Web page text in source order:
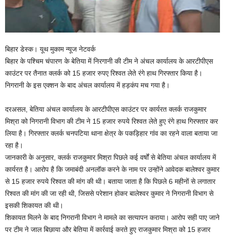
बिहार डेस्क। यूथ मुकाम न्यूज नेटवर्क
बिहार के पश्चिम चंपारण के बेतिया में निरगानी की टीम ने अंचल कार्यालय के आरटीपीएस
काउंटर पर तैनात क्लर्क को 15 हजार रुपए रिश्वत लेते रंगे हाथ गिरफ्तार किया है।
निगरानी के इस एक्शन के बाद अंचल कार्यालय में हड़कंप मच गया है।
दरअसल, बेतिया अंचल कार्यालय के आरटीपीएस काउंटर पर कार्यरत क्लर्क राजकुमार
मिश्रा को निगरानी विभाग की टीम ने 15 हजार रुपये रिश्वत लेते हुए रंगे हाथ गिरफ्तार कर
लिया है। गिरफ्तार क्लर्क चनपटिया थाना क्षेत्र के पकड़िहार गांव का रहने वाला बताया जा
रहा है।
जानकारी के अनुसार, क्लर्क राजकुमार मिश्रा पिछले कई वर्षों से बेतिया अंचल कार्यालय में
कार्यरत है। आरोप है कि जमाबंदी अनलॉक करने के नाम पर उन्होंने आवेदक बालेश्वर कुमार
से 15 हजार रुपये रिश्वत की मांग की थी। बताया जाता है कि पिछले 6 महीनों से लगातार
रिश्वत की मांग की जा रही थी, जिससे परेशान होकर बालेश्वर कुमार ने निगरानी विभाग से
इसकी शिकायत की थी।
शिकायत मिलने के बाद निगरानी विभाग ने मामले का सत्यापन कराया। आरोप सही पाए जाने
पर टीम ने जाल बिछाया और बेतिया में कार्रवाई करते हुए राजकुमार मिश्रा को 15 हजार